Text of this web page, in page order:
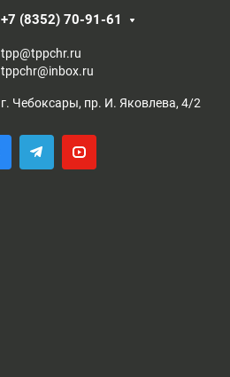
+7 (8352) 70-91-61
tpp@tppchr.ru
tppchr@inbox.ru
г. Чебоксары, пр. И. Яковлева, 4/2